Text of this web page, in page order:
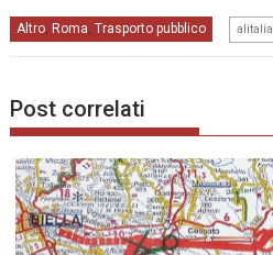
Altro, Roma, Trasporto pubblico alitalia
Post correlati